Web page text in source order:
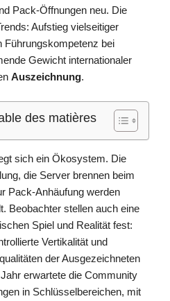
Pack-Öffnungen neu. Die
Aufstieg vielseitiger
Führungskompetenz bei
Gewicht internationaler
Auszeichnung.
des matières
sich ein Ökosystem. Die
die Server brennen beim
Pack-Anhäufung werden
Beobachter stellen auch eine
Spiel und Realität fest:
Vertikalität und
der Ausgezeichneten
erwartete die Community
in Schlüsselbereichen, mit